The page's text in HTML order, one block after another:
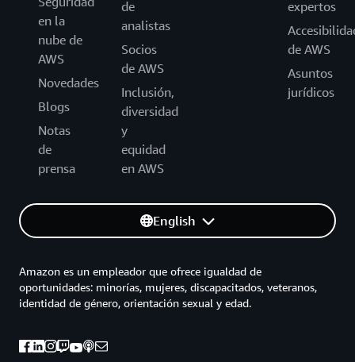
en la
nube de
AWS
Novedades
Blogs
Notas
de
prensa
de
analistas
Socios
de AWS
Inclusión,
diversidad
y
equidad
en AWS
expertos
de AWS
Asuntos
jurídicos
English
Amazon es un empleador que ofrece igualdad de
oportunidades: minorías, mujeres, discapacitados, veteranos,
identidad de género, orientación sexual y edad.